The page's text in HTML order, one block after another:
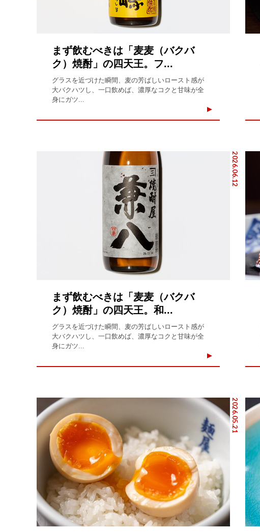
まず飲むべきは「麦麦（バクバ
ク）焼酎」の四天王。フ...
グラスを近づけた瞬間、麦の芳ばしいロースト感が
大バクハツし、一口飲めば、濃厚なコクと甘味が全
身にガツ...
2026.06.12
まず飲むべきは「麦麦（バクバ
ク）焼酎」の四天王。和...
グラスを近づけた瞬間、麦の芳ばしいロースト感が
大バクハツし、一口飲めば、濃厚なコクと甘味が全
身にガツ...
2026.05.21